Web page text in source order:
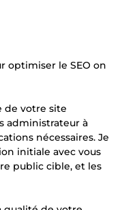
optimiser le SEO on
de votre site
administrateur à
nécessaires. Je
initiale avec vous
public cible, et les